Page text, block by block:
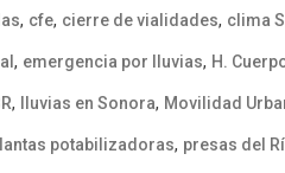
, cfe, cierre de vialidades, clima
, emergencia por lluvias, H.
, lluvias en Sonora, Movilidad
potabilizadoras, presas del